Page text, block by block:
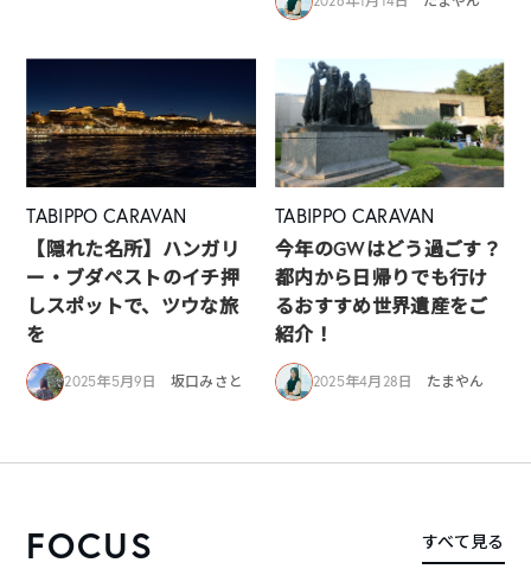
TABIPPO CARAVAN
【隠れた名所】ハンガリ
ー・ブダペストのイチ押
しスポットで、ツウな旅
を
2025年5月9日 坂口みさと
TABIPPO CARAVAN
今年のGWはどう過ごす？
都内から日帰りでも行け
るおすすめ世界遺産をご
紹介！
2025年4月28日 たまやん
FOCUS すべて見る